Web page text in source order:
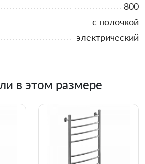
800
с полочкой
электрический
в этом размере